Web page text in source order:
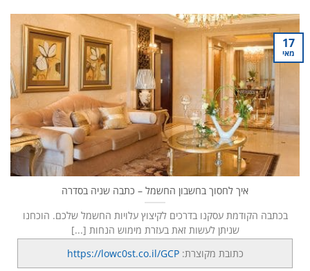
איך לחסוך בחשבון החשמל – כתבה שניה בסדרה
בכתבה הקודמת עסקנו בדרכים לקיצוץ עלויות החשמל שלכם. הוכחנו
שניתן לעשות זאת בעזרת מימוש הנחות [...]
כתובת מקוצרת:https://lowc0st.co.il/GCP
17
מאי